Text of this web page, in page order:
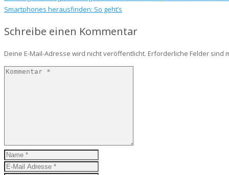
Smartphones herausfinden: So geht’s
Schreibe einen Kommentar
Deine E-Mail-Adresse wird nicht veröffentlicht. Erforderliche Felder sind